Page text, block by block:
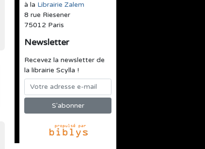
à la Librairie Zalem
8 rue Riesener
75012 Paris
Newsletter
Recevez la newsletter de
la librairie Scylla !